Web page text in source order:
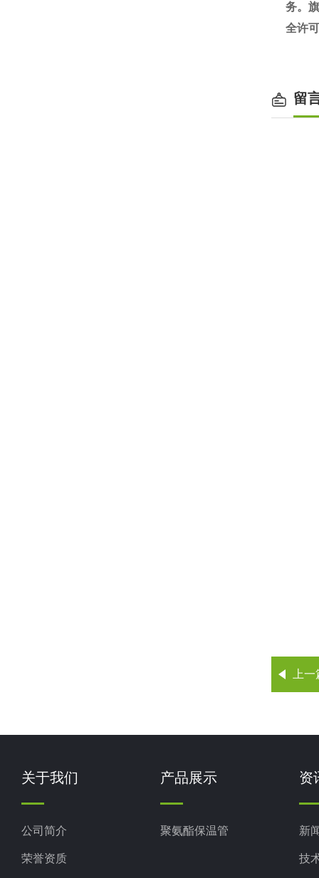
务。
全许
留
上
关于我们
公司简介
荣誉资质
产品展示
聚氨酯保温管
资
新
技